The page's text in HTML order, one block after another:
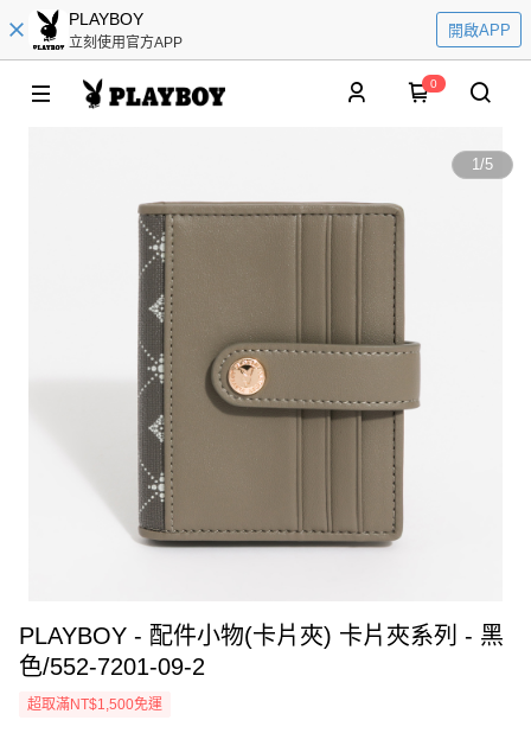
PLAYBOY
立刻使用官方APP
開啟APP
0
1/5
PLAYBOY - 配件小物(卡片夾) 卡片夾系列 - 黑
色/552-7201-09-2
超取滿NT$1,500免運